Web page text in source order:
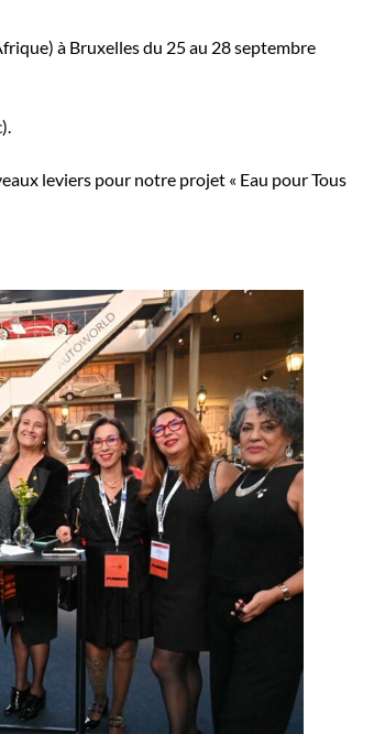
à Bruxelles du 25 au 28 septembre
leviers pour notre projet « Eau pour Tous